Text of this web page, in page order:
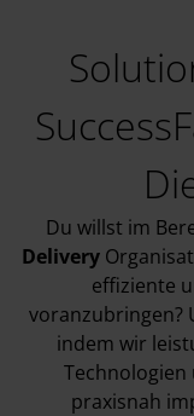
Du willst im
Delivery
effiziente
voranzubringen?
indem wir
Technologien
praxisnah